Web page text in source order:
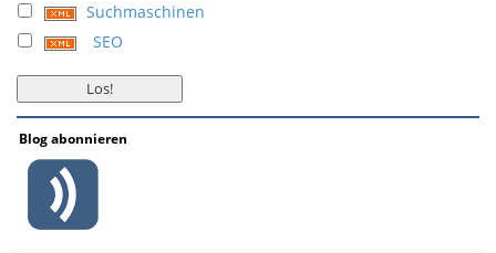
Suchmaschinen
SEO
Blog abonnieren